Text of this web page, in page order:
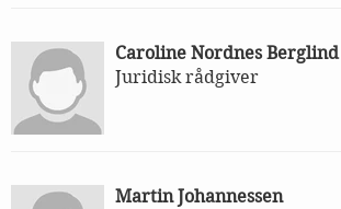
Caroline Nordnes Berglind
Juridisk rådgiver
Martin Johannessen